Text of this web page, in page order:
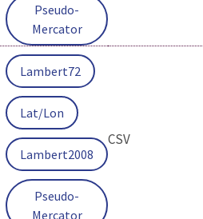
Pseudo-
Mercator
Lambert72
Lat/Lon
Lambert2008
Pseudo-
Mercator
CSV